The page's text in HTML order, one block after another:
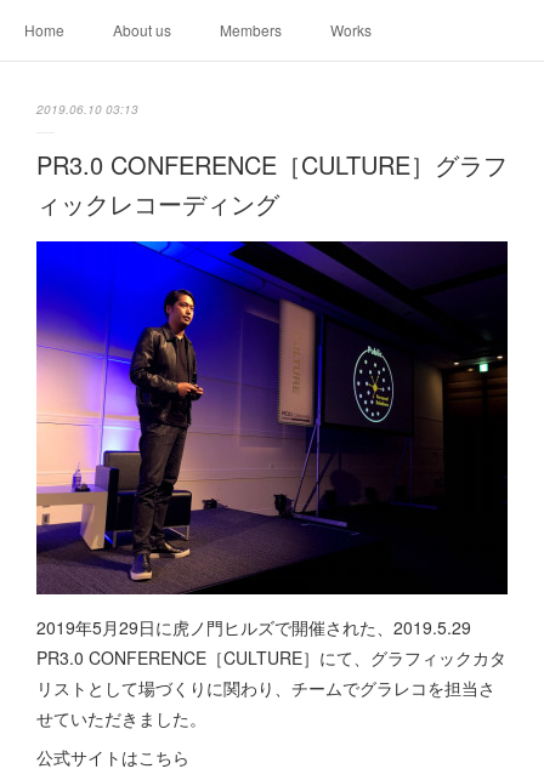
Home About us Members Works
2019.06.10 03:13
PR3.0 CONFERENCE［CULTURE］グラフ
ィックレコーディング
2019年5月29日に虎ノ門ヒルズで開催された、2019.5.29
PR3.0 CONFERENCE［CULTURE］にて、グラフィックカタ
リストとして場づくりに関わり、チームでグラレコを担当さ
せていただきました。
公式サイトはこちら